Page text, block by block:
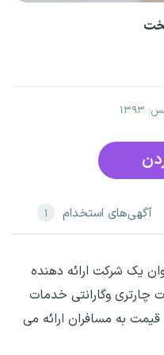
آگهی‌های استخدام ۱
یک شرکت ارائه دهنده
وگارانتی خدمات
قیمت به مسافران ارائه می